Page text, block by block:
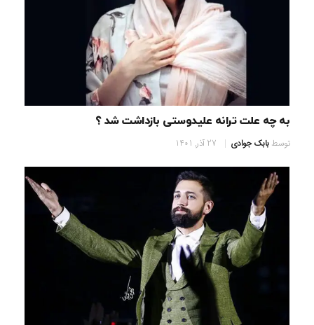
به چه علت ترانه علیدوستی بازداشت شد ؟
توسطبابک جوادی 27 آذر, 1401